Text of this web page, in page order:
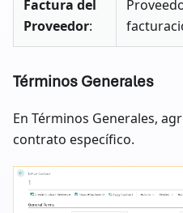
Factura del
Proveedor:
Términos Generales
En Términos Generales,
contrato específico.